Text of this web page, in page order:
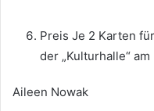
Preis Je 2 Karten
der „Kulturhalle“
Aileen Nowak